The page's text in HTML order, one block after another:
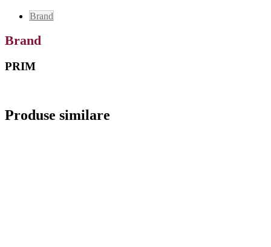
Brand
Brand
PRIM
Produse similare